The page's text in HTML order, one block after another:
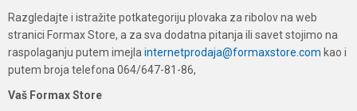
Razgledajte i istražite potkategoriju plovaka za ribolov na web
stranici Formax Store, a za sva dodatna pitanja ili savet stojimo na
raspolaganju putem imejla internetprodaja@formaxstore.com kao i
putem broja telefona 064/647-81-86,
Vaš Formax Store